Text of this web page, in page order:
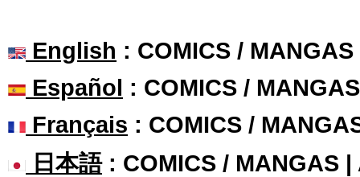
English : COMICS /
Español : COMICS /
Français : COMICS /
日本語: COMICS / MANGAS |